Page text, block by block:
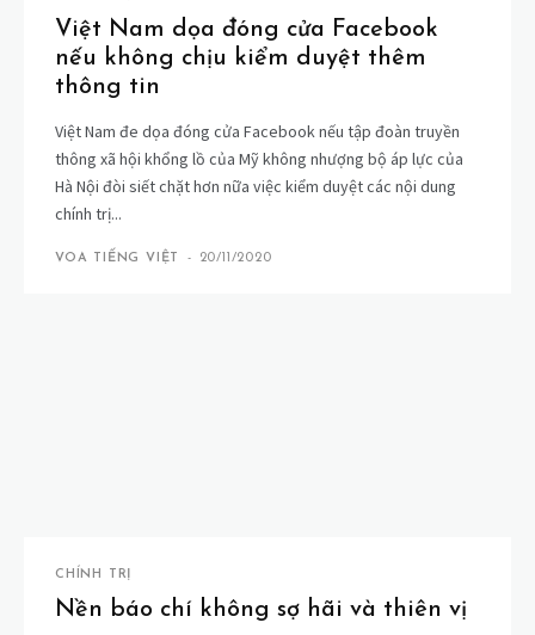
Việt Nam dọa đóng cửa Facebook
nếu không chịu kiểm duyệt thêm
thông tin
Việt Nam đe dọa đóng cửa Facebook nếu tập đoàn truyền
thông xã hội khổng lồ của Mỹ không nhượng bộ áp lực của
Hà Nội đòi siết chặt hơn nữa việc kiểm duyệt các nội dung
chính trị...
VOA TIẾNG VIỆT - 20/11/2020
CHÍNH TRỊ
Nền báo chí không sợ hãi và thiên vị